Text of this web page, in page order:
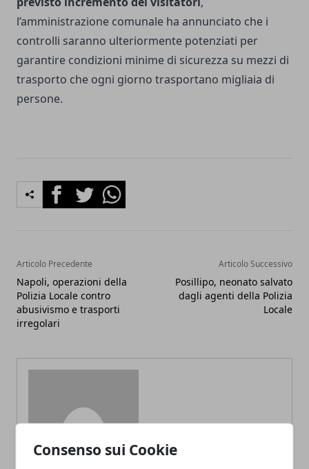
Consenso sui Cookie
l’amministrazione comunale ha annunciato che i
controlli saranno ulteriormente potenziati per
garantire condizioni minime di sicurezza su mezzi di
trasporto che ogni giorno trasportano migliaia di
persone.
FacebookTwitterWhatsapp
Articolo Precedente
Napoli, operazioni della
Polizia Locale contro
abusivismo e trasporti
irregolari
Articolo Successivo
Posillipo, neonato salvato
dagli agenti della Polizia
Locale